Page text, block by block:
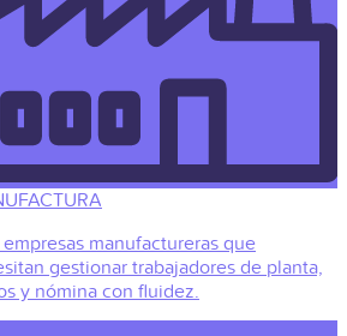
empresas manufactureras que
gestionar trabajadores de planta,
y nómina con fluidez.